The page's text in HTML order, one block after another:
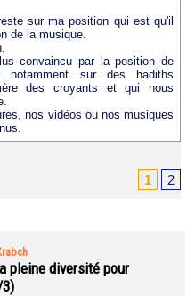
sur ma position qui est qu'il
de la musique.
convaincu par la position de
notamment sur des hadiths
des croyants et qui nous
nos vidéos ou nos musiques
1 2
pleine diversité pour